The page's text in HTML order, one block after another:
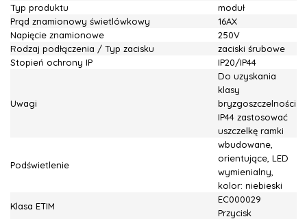
Typ produktu
moduł
Prąd znamionowy świetlówkowy
16AX
Napięcie znamionowe
250V
Rodzaj podłączenia / Typ zacisku
zaciski śrubowe
Stopień ochrony IP
IP20/IP44
Uwagi
Do uzyskania
klasy
bryzgoszczelności
IP44 zastosować
uszczelkę ramki
Podświetlenie
wbudowane,
orientujące, LED
wymienialny,
kolor: niebieski
Klasa ETIM
EC000029
Przycisk